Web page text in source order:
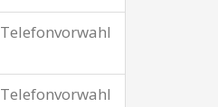
Telefonvorwahl
Telefonvorwahl